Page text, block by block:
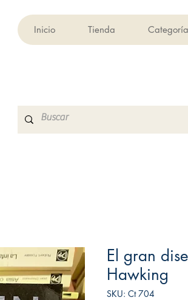
Inicio Tienda
El gran
Hawking
SKU: Ct 704